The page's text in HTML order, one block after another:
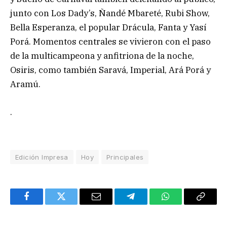
junto con Los Dady’s, Ñandé Mbareté, Rubi Show,
Bella Esperanza, el popular Drácula, Fanta y Yasí
Porá. Momentos centrales se vivieron con el paso
de la multicampeona y anfitriona de la noche,
Osiris, como también Saravá, Imperial, Ará Porá y
Aramú.
.
Edición Impresa Hoy Principales
FacebookTwitter Email TelegramWhatsAppCopy